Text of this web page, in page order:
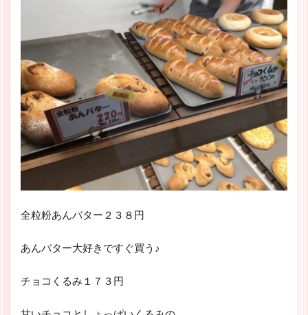
全粒粉あんバター２３８円
あんバター大好きですぐ買う♪
チョコくるみ１７３円